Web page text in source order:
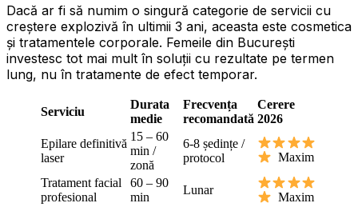
Dacă ar fi să numim o singură categorie de servicii cu
creștere explozivă în ultimii 3 ani, aceasta este cosmetica
și tratamentele corporale. Femeile din București
investesc tot mai mult în soluții cu rezultate pe termen
lung, nu în tratamente de efect temporar.
Serviciu
Durata
medie
Frecvența
recomandată
Cerere
2026
Epilare definitivă
laser
15 – 60
min /
zonă
6-8 ședințe /
protocol
Maxim
Tratament facial
profesional
60 – 90
min
Lunar
Maxim